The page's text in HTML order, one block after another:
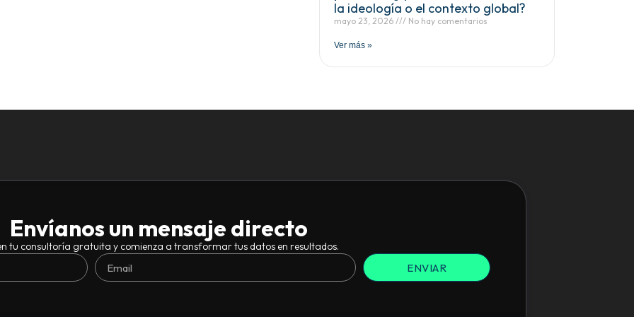
la ideología o el contexto global?
mayo 23, 2026 No hay comentarios
Ver más »
Envíanos un mensaje directo
tu consultoría gratuita y comienza a transformar tus datos en resultados.
ENVIAR